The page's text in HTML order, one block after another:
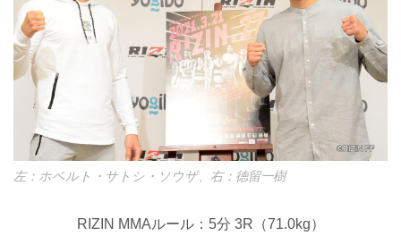
左：ホベルト・サトシ・ソウザ、右：徳留一樹
RIZIN MMAルール：5分 3R（71.0kg）